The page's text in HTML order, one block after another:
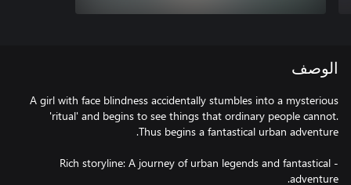
الوصف
A girl with face blindness accidentally stumbles into a mysterious
'ritual' and begins to see things that ordinary people cannot.
- Rich storyline: A journey of urban legends and fantastical